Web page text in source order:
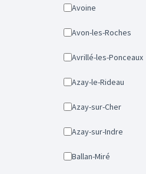
Avoine
Avon-les-Roches
Avrillé-les-Ponceaux
Azay-le-Rideau
Azay-sur-Cher
Azay-sur-Indre
Ballan-Miré